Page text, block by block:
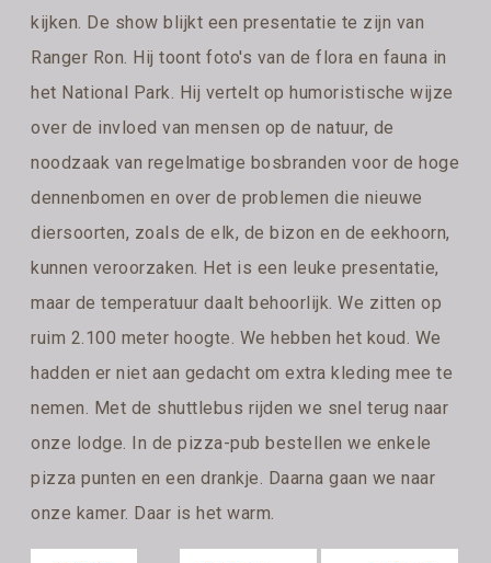
kijken. De show blijkt een presentatie te zijn van
Ranger Ron. Hij toont foto's van de flora en fauna in
het National Park. Hij vertelt op humoristische wijze
over de invloed van mensen op de natuur, de
noodzaak van regelmatige bosbranden voor de hoge
dennenbomen en over de problemen die nieuwe
diersoorten, zoals de elk, de bizon en de eekhoorn,
kunnen veroorzaken. Het is een leuke presentatie,
maar de temperatuur daalt behoorlijk. We zitten op
ruim 2.100 meter hoogte. We hebben het koud. We
hadden er niet aan gedacht om extra kleding mee te
nemen. Met de shuttlebus rijden we snel terug naar
onze lodge. In de pizza-pub bestellen we enkele
pizza punten en een drankje. Daarna gaan we naar
onze kamer. Daar is het warm.